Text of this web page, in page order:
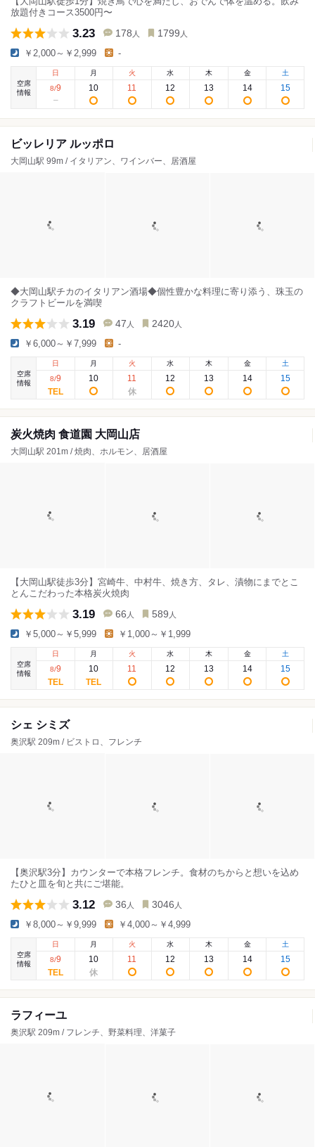
放題付きコース3500円〜
3.23 178 人 1799 人
￥2,000～￥2,999 -
空席
情報
日
8/9
月
10
火
11
水
12
木
13
金
14
土
15
ビッレリア ルッポロ
大岡山駅 99m / イタリアン、ワインバー、居酒屋
◆大岡山駅チカのイタリアン酒場◆個性豊かな料理に寄り添う、珠玉の
クラフトビールを満喫
3.19 47 人 2420 人
￥6,000～￥7,999 -
空席
情報
日
8/9
月
10
火
11
水
12
木
13
金
14
土
15
炭火焼肉 食道園 大岡山店
大岡山駅 201m / 焼肉、ホルモン、居酒屋
【大岡山駅徒歩3分】宮崎牛、中村牛、焼き方、タレ、漬物にまでとこ
とんこだわった本格炭火焼肉
3.19 66 人 589 人
￥5,000～￥5,999 ￥1,000～￥1,999
空席
情報
日
8/9
月
10
火
11
水
12
木
13
金
14
土
15
シェ シミズ
奥沢駅 209m / ビストロ、フレンチ
【奥沢駅3分】カウンターで本格フレンチ。食材のちからと想いを込め
たひと皿を旬と共にご堪能。
3.12 36 人 3046 人
￥8,000～￥9,999 ￥4,000～￥4,999
空席
情報
日
8/9
月
10
火
11
水
12
木
13
金
14
土
15
ラフィーユ
奥沢駅 209m / フレンチ、野菜料理、洋菓子